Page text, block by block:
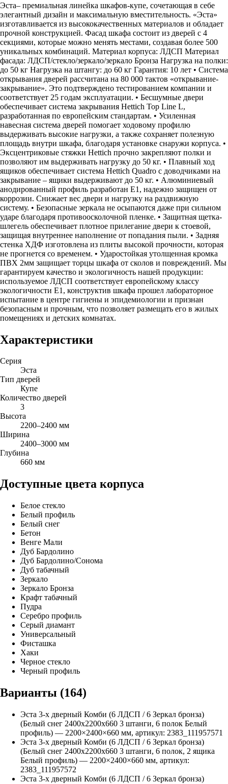
Эста– премиальная линейка шкафов-купе, сочетающая в себе
элегантный дизайн и максимальную вместительность. «Эста»
изготавливается из высококачественных материалов и обладает
прочной конструкцией. Фасад шкафа состоит из дверей с 4
секциями, которые можно менять местами, создавая более 500
уникальных комбинаций. Материал корпуса: ЛДСП Материал
фасада: ЛДСП/стекло/зеркало/зеркало Бронза Нагрузка на полки:
до 50 кг Нагрузка на штангу: до 60 кг Гарантия: 10 лет • Система
открывания дверей рассчитана на 80 000 тактов «открывание-
закрывание». Это подтверждено тестированием компании и
соответствует 25 годам эксплуатации. • Бесшумные двери
обеспечивает система закрывания Hettich Top Line L,
разработанная по европейским стандартам. • Усиленная
навесная система дверей помогает ходовому профилю
выдерживать высокие нагрузки, а также сохраняет полезную
площадь внутри шкафа, благодаря установке снаружи корпуса. •
Эксцентриковые стяжки Hettich прочно закрепляют полки и
позволяют им выдерживать нагрузку до 50 кг. • Плавный ход
ящиков обеспечивает система Hettich Quadro с доводчиками на
закрывание – ящики выдерживают до 50 кг. • Алюминиевый
анодированный профиль разработан Е1, надежно защищен от
коррозии. Снижает вес двери и нагрузку на раздвижную
систему. • Безопасные зеркала не осыпаются даже при сильном
ударе благодаря противоосколочной пленке. • Защитная щетка-
шлегель обеспечивает плотное прилегание двери к стоевой,
защищая внутреннее наполнение от попадания пыли. • Задняя
стенка ХДФ изготовлена из плиты высокой прочности, которая
не прогнется со временем. • Ударостойкая утолщенная кромка
ПВХ 2мм защищает торцы шкафа от сколов и повреждений. Мы
гарантируем качество и экологичность нашей продукции:
используемое ЛДСП соответствует европейскому классу
экологичности Е1, конструктив шкафа прошел лабораторное
испытание в центре гигиены и эпидемиологии и признан
безопасным и прочным, что позволяет размещать его в жилых
помещениях и детских комнатах.
Характеристики
Серия
Эста
Тип дверей
Купе
Количество дверей
3
Высота
2200–2400 мм
Ширина
2400–3000 мм
Глубина
660 мм
Доступные цвета корпуса
Белое стекло
Белый профиль
Белый снег
Бетон
Венге Мали
Дуб Бардолино
Дуб Бардолино/Сонома
Дуб табачный
Зеркало
Зеркало Бронза
Крафт табачный
Пудра
Серебро профиль
Серый диамант
Универсальный
Фисташка
Хаки
Черное стекло
Черный профиль
Варианты (164)
Эста 3-х дверный Комби (6 ЛДСП / 6 Зеркал бронза)
(Белый снег 2400х2200х660 3 штанги, 6 полок Белый
профиль) — 2200×2400×660 мм, артикул: 2383_111957571
Эста 3-х дверный Комби (6 ЛДСП / 6 Зеркал бронза)
(Белый снег 2400х2200х660 3 штанги, 6 полок, 2 ящика
Белый профиль) — 2200×2400×660 мм, артикул:
2383_111957572
Эста 3-х дверный Комби (6 ЛДСП / 6 Зеркал бронза)